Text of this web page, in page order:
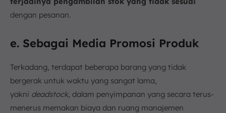
dengan pesanan.
e. Sebagai Media Promosi Produk
Terkadang, terdapat beberapa barang yang tidak
bergerak untuk waktu yang sangat lama,
yakni deadstock, dalam penyimpanan yang secara terus-
menerus memakan biaya dan ruang manajemen